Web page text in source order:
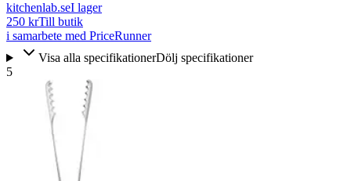
kitchenlab.seI lager
250 krTill butik
i samarbete med PriceRunner
Visa alla specifikationerDölj specifikationer
5